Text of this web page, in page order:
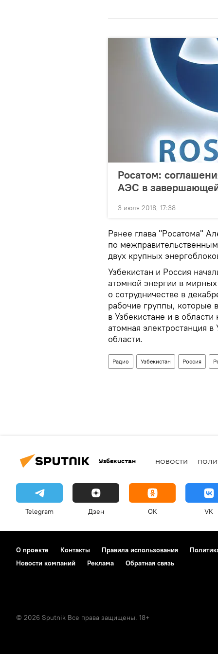
Росатом:
АЭС в
3 июля 2018, 17:38
Ранее глава "Росатома"
по
двух крупных
Узбекистан и Россия
атомной энергии в
о сотрудничестве в
рабочие группы, которые
в Узбекистане и в
атомная электростанция
области.
Радио Узбекистан Россия
Узбекистан НОВОСТИ
Telegram Дзен OK VK
О проекте Контакты Правила использования
Новости компаний
Реклама Обратная связь
© 2026 Sputnik Все права защищены. 18+